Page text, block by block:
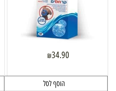
₪34.90
הוסף לסל